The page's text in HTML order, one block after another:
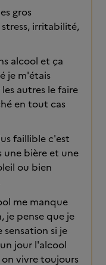
gros
irritabilité,
alcool et ça
je m'étais
autres le faire
en tout cas
faillible c'est
une bière et une
ou bien
me manque
je pense que je
si je
jour l'alcool
vivre toujours